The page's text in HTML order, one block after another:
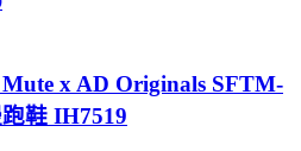
x AD Originals SFTM-
鞋 IH7519